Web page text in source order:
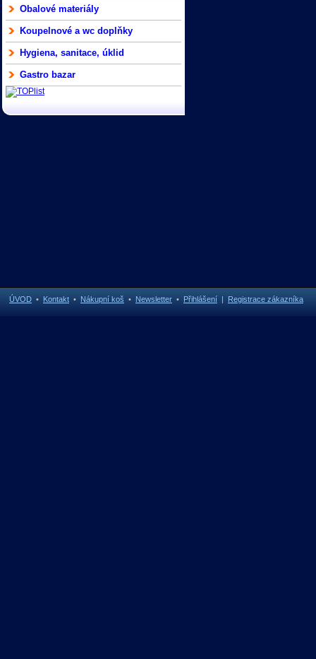
Obalové materiály
Koupelnové a wc doplňky
Hygiena, sanitace, úklid
Gastro bazar
ÚVOD • Kontakt • Nákupní koš • Newsletter • Přihlášení | Registrace zákazníka